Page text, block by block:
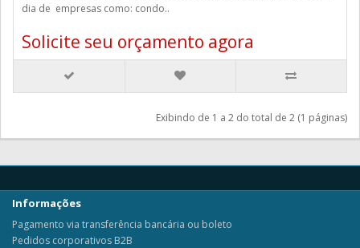
dia de empresas como: condo..
Solicite seu orçamento agora
Exibindo de 1 a 2 do total de 2 (1 páginas)
Informações
Pagamento via transferência bancária ou boleto
Pedidos corporativos B2B